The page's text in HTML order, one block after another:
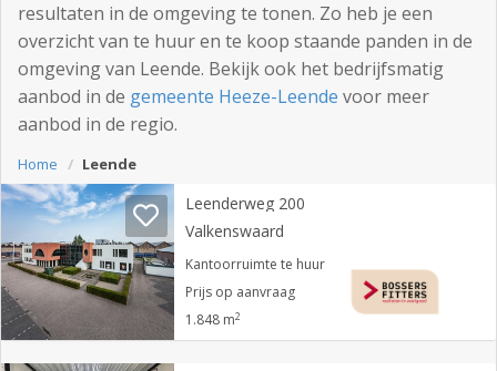
zoeken
Waarom
adverteren
Premium
Registreren
Login
resultaten in de omgeving te tonen. Zo heb je een
overzicht van te huur en te koop staande panden in de
omgeving van Leende. Bekijk ook het bedrijfsmatig
aanbod in de gemeente Heeze-Leende voor meer
aanbod in de regio.
Home Leende
Leenderweg 200
Valkenswaard
Kantoorruimte te huur
Prijs op aanvraag
1.848 m2